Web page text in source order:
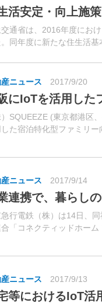
活安定・向上施
交通省は、2016年度にお
。同年度に新たな住生活
ニュース 2017/9/20
にIoTを活用した
）SQUEEZE (東京都港区
た宿泊特化型ファミリー
ニュース 2017/9/14
連携で、暮らし
行電鉄（株）は14日、
「コネクティッドホー
ニュース 2017/9/13
等におけるIoT活